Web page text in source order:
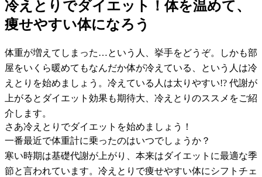
冷えとりでダイエット！体を温めて、
痩せやすい体になろう
体重が増えてしまった…という人、挙手をどうぞ。しかも部
屋をいくら暖めてもなんだか体が冷えている、という人は冷
えとりを始めましょう。冷えている人は太りやすい!? 代謝が
上がるとダイエット効果も期待大、冷えとりのススメをご紹
介します。
さあ冷えとりでダイエットを始めましょう！
一番最近で体重計に乗ったのはいつでしょうか？
寒い時期は基礎代謝が上がり、本来はダイエットに最適な季
節と言われています。冷えとりで痩せやすい体にシフトチェ